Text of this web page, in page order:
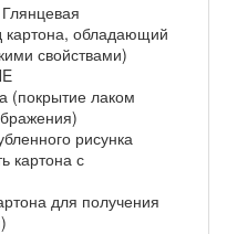
картона, обладающий
свойствами)
(покрытие лаком
рисунка
картона с
для получения